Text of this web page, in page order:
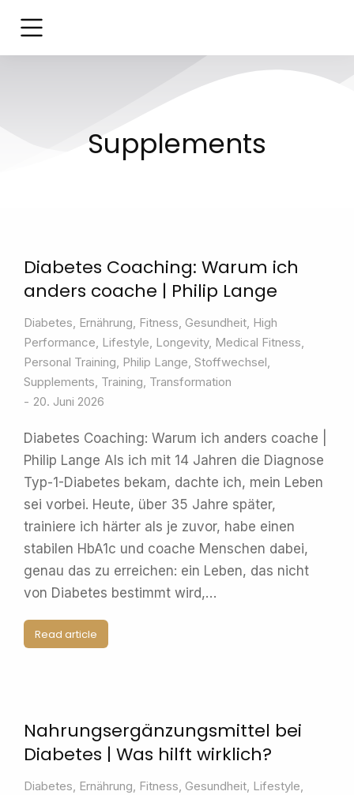
Supplements
Diabetes Coaching: Warum ich
anders coache | Philip Lange
Diabetes, Ernährung, Fitness, Gesundheit, High
Performance, Lifestyle, Longevity, Medical Fitness,
Personal Training, Philip Lange, Stoffwechsel,
Supplements, Training, Transformation
20. Juni 2026
Diabetes Coaching: Warum ich anders coache |
Philip Lange Als ich mit 14 Jahren die Diagnose
Typ-1-Diabetes bekam, dachte ich, mein Leben
sei vorbei. Heute, über 35 Jahre später,
trainiere ich härter als je zuvor, habe einen
stabilen HbA1c und coache Menschen dabei,
genau das zu erreichen: ein Leben, das nicht
von Diabetes bestimmt wird,…
Read article
Nahrungsergänzungsmittel bei
Diabetes | Was hilft wirklich?
Diabetes, Ernährung, Fitness, Gesundheit, Lifestyle,